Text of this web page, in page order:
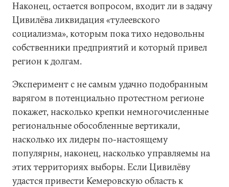
Наконец, остается вопросом, входит ли в задачу
Цивилёва ликвидация «тулеевского
социализма», которым пока тихо недовольны
собственники предприятий и который привел
регион к долгам.
Эксперимент с не самым удачно подобранным
варягом в потенциально протестном регионе
покажет, насколько крепки немногочисленные
региональные обособленные вертикали,
насколько их лидеры по-настоящему
популярны, наконец, насколько управляемы на
этих территориях выборы. Если Цивилёву
удастся привести Кемеровскую область к